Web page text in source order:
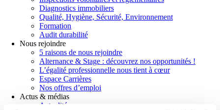
Diagnostics immobiliers
Qualité, Hygiène, Sécurité, Environnement
Formation
Audit durabilité
Nous rejoindre
5 raisons de nous rejoindre
Alternance & Stage : découvrez nos opportunités !
L’égalité professionnelle nous tient à cœur
Espace Carrières
Nos offres d’emploi
Actus & médias
Actualités